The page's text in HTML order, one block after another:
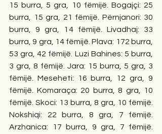
15 burra, 5 gra, 10 fëmijë. Bogajçi: 25
burra, 15 gra, 21 fëmijë. Përnjanori: 30
burra, 9 gra, 14 fëmijë. Livadhaj: 33
burra, 9 gra, 14 fëmijë. Plava: 172 burra,
53 gra, 42 fëmijë. Luzi Bahines: 5 burra,
3 gra, 8 fëmijë. Jara: 15 burra, 5 gra, 3
fëmijë. Meseheti: 16 burra, 12 gra, 9
fëmijë. Komaraça: 20 burra, 8 gra, 10
fëmijë. Skoci: 13 burra, 8 gra, 10 fëmijë.
Nokshiqi: 22 burra, 8 gra, 7 fëmijë.
Arzhanica: 17 burra, 9 gra, 7 fëmijë.